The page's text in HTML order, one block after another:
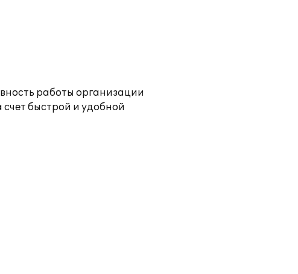
работы организации
быстрой и удобной